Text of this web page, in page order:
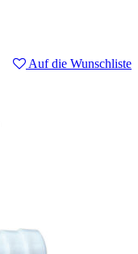
Auf die Wunschliste